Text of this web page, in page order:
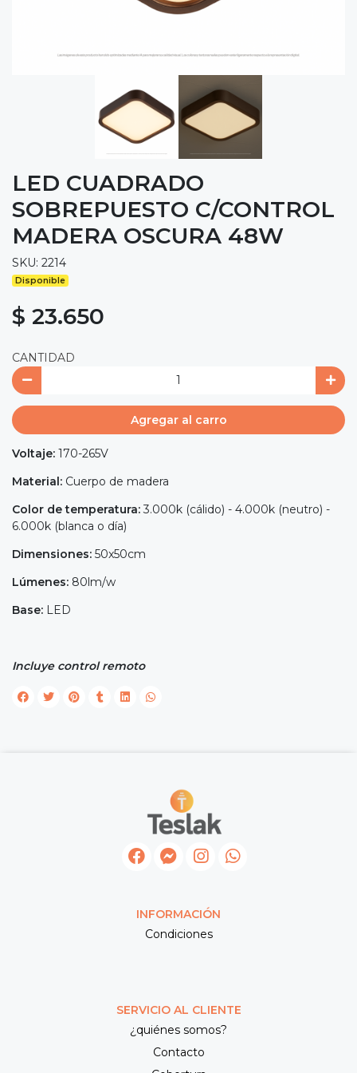
LED CUADRADO
SOBREPUESTO C/CONTROL
MADERA OSCURA 48W
SKU: 2214
Disponible
$ 23.650
CANTIDAD
Agregar al carro
Voltaje: 170-265V
Material: Cuerpo de madera
Color de temperatura:3.000k (cálido) - 4.000k (neutro) -
6.000k (blanca o día)
Dimensiones: 50x50cm
Lúmenes: 80lm/w
Base: LED
Incluye control remoto
INFORMACIÓN
Condiciones
SERVICIO AL CLIENTE
¿quiénes somos?
Contacto